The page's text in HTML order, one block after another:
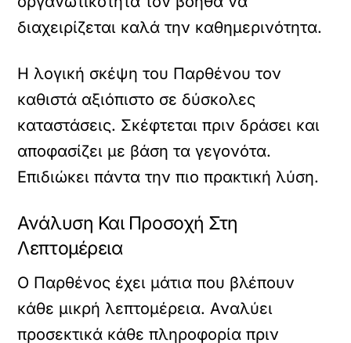
διαχειρίζεται καλά την καθημερινότητα.
Η λογική σκέψη του Παρθένου τον
καθιστά αξιόπιστο σε δύσκολες
καταστάσεις. Σκέφτεται πριν δράσει και
αποφασίζει με βάση τα γεγονότα.
Επιδιώκει πάντα την πιο πρακτική λύση.
Ανάλυση Και Προσοχή Στη
Λεπτομέρεια
Ο Παρθένος έχει μάτια που βλέπουν
κάθε μικρή λεπτομέρεια. Αναλύει
προσεκτικά κάθε πληροφορία πριν